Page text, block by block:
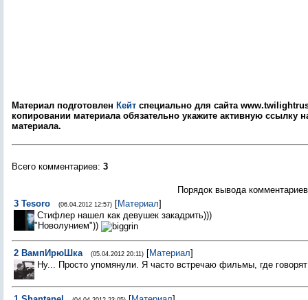
Материал подготовлен Кейт специально для сайта
копировании материала обязательно укажите активную ссылку
материала.
Всего комментариев: 3
Порядок вывода
3 Tesoro (06.04.2012 12:57) [Материал]
Стифлер нашел как девушек закадрить)))
"Новолунием"))
2 ВампИpюШка (05.04.2012 20:11) [Материал]
Ну... Просто упомянули. Я часто встречаю фильмы, где